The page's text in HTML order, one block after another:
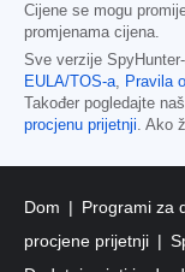
Cijene se mogu
promjenama cijena.
Sve verzije
EULA/TOS-a, Pravila
Također pogledajte
procjenu prijetnji. Ako
Dom Programi za
procjene prijetnji